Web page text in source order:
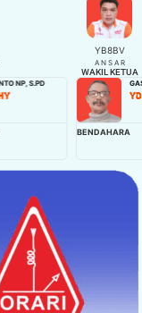
YB8BV
A N S A R
WAKIL KETUA
GASALI
YD8EJP
BENDAHARA